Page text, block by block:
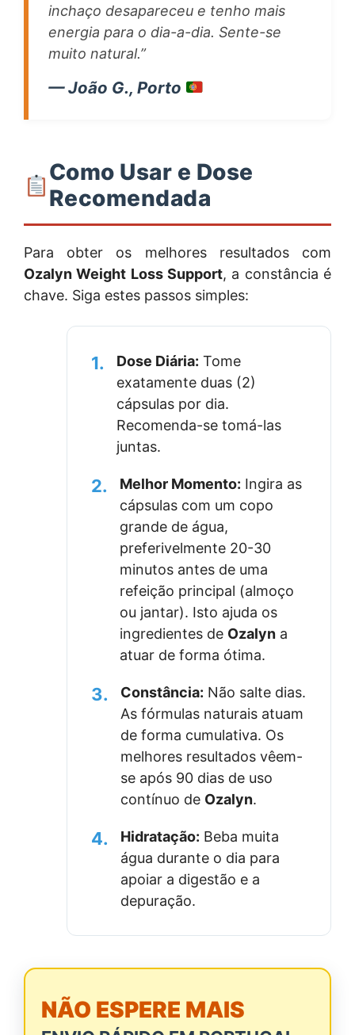
inchaço desapareceu e tenho mais
energia para o dia-a-dia. Sente-se
muito natural.”
— João G., Porto
Como Usar e Dose
Recomendada
Para obter os melhores resultados com
Ozalyn Weight Loss Support, a constância é
chave. Siga estes passos simples:
1. Dose Diária: Tome
exatamente duas (2)
cápsulas por dia.
Recomenda-se tomá-las
juntas.
2. Melhor Momento: Ingira as
cápsulas com um copo
grande de água,
preferivelmente 20-30
minutos antes de uma
refeição principal (almoço
ou jantar). Isto ajuda os
ingredientes de Ozalyn a
atuar de forma ótima.
3. Constância: Não salte dias.
As fórmulas naturais atuam
de forma cumulativa. Os
melhores resultados vêem-
se após 90 dias de uso
contínuo de Ozalyn.
4. Hidratação: Beba muita
água durante o dia para
apoiar a digestão e a
depuração.
NÃO ESPERE MAIS